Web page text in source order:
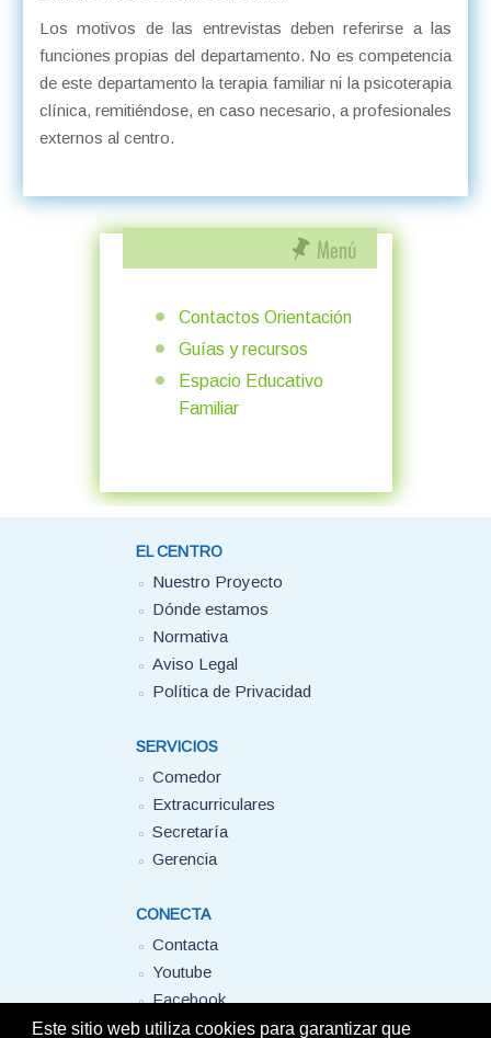
Este sitio web utiliza cookies para garantizar que
Los motivos de las entrevistas deben referirse a las
funciones propias del departamento. No es competencia
de este departamento la terapia familiar ni la psicoterapia
clínica, remitiéndose, en caso necesario, a profesionales
externos al centro.
Contactos Orientación
Guías y recursos
Espacio Educativo
Familiar
EL CENTRO
Nuestro Proyecto
Dónde estamos
Normativa
Aviso Legal
Política de Privacidad
SERVICIOS
Comedor
Extracurriculares
Secretaría
Gerencia
CONECTA
Contacta
Youtube
Facebook
FUHEM